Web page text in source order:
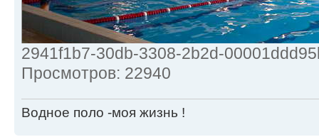
2941f1b7-30db-3308-2b2d-
Просмотров: 22940
Водное поло -моя жизнь !